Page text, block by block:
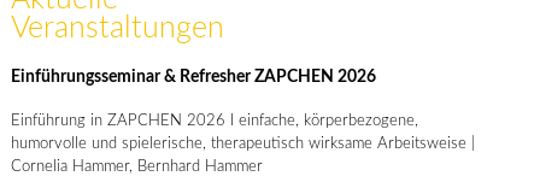
Veranstaltungen
Einführungsseminar & Refresher ZAPCHEN 2026
Einführung in ZAPCHEN 2026 I einfache, körperbezogene,
humorvolle und spielerische, therapeutisch wirksame Arbeitsweise |
Cornelia Hammer, Bernhard Hammer